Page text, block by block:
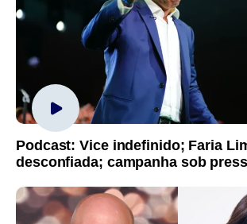
Podcast: Vice indefinido; Faria
desconfiada; campanha sob